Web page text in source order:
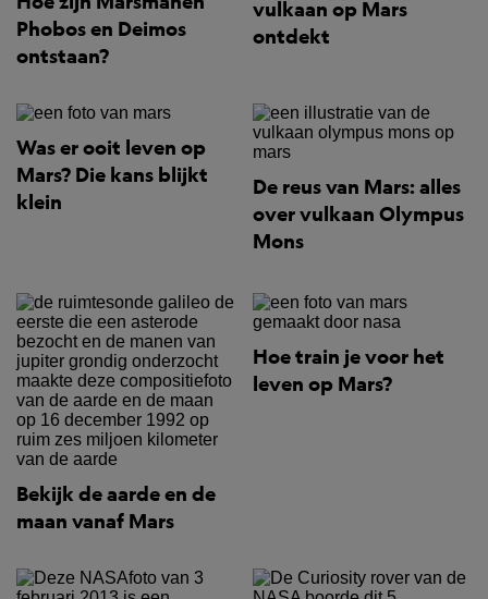
Phobos en Deimos
ontstaan?
vulkaan op Mars
ontdekt
Was er ooit leven op
Mars? Die kans blijkt
klein
De reus van Mars: alles
over vulkaan Olympus
Mons
Bekijk de aarde en de
maan vanaf Mars
Hoe train je voor het
leven op Mars?